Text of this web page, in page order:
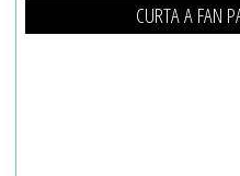
CURTA A FAN